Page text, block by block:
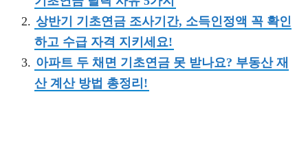
상반기 기초연금 조사기간, 소득인정액 꼭 확인
하고 수급 자격 지키세요!
아파트 두 채면 기초연금 못 받나요? 부동산 재
산 계산 방법 총정리!